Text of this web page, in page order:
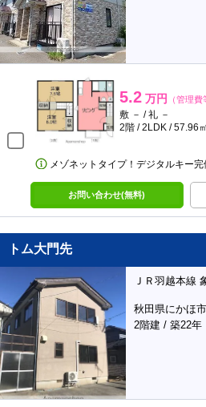
5.2 万円 （管理費
敷 － / 礼 －
2階 / 2LDK / 57.96㎡
メゾネットタイプ！デジタルキー
お問い合わせ(無料)
トム大門先
ＪＲ羽越本線
秋田県にかほ
2階建 / 築22年